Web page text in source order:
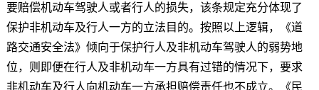
要赔偿机动车驾驶人或者行人的损失，该条规定充分体现了
保护非机动车及行人一方的立法目的。按照以上逻辑，《道
路交通安全法》倾向于保护行人及非机动车驾驶人的弱势地
位，则即便在行人及非机动车一方具有过错的情况下，要求
非机动车及行人向机动车一方承担赔偿责任也不成立。《民